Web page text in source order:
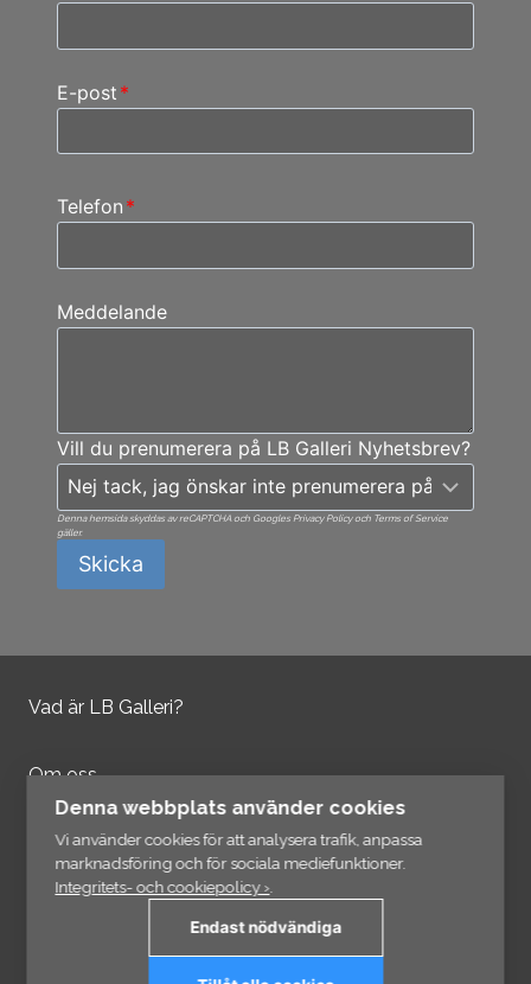
E-post *
Telefon *
Meddelande
Vill du prenumerera på LB Galleri Nyhetsbrev?
Denna hemsida skyddas av reCAPTCHA och Googles Privacy Policy och Terms of Service
gäller.
Skicka
Vad är LB Galleri?
Om oss
Kontakta oss
Integritetspolicy
Denna webbplats använder cookies
Vi använder cookies för att analysera trafik, anpassa
marknadsföring och för sociala mediefunktioner.
Integritets- och cookiepolicy ›.
Endast nödvändiga